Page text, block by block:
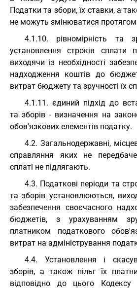
Податки та збори, їх ставки, а
не можуть змінюватися
4.1.10. рівномірність та
установлення строків сплати
виходячи із необхідності
надходження коштів до
витрат бюджету та зручності їх
4.1.11. єдиний підхід до
та зборів - визначення на
обов'язкових елементів податку.
4.2. Загальнодержавні,
справляння яких не
сплаті не підлягають.
4.3. Податкові періоди та
та зборів установлюються,
забезпечення своєчасного
бюджетів, з урахуванням
платником податкового
витрат на адміністрування
4.4. Установлення і
зборів, а також пільг їх
відповідно до цього